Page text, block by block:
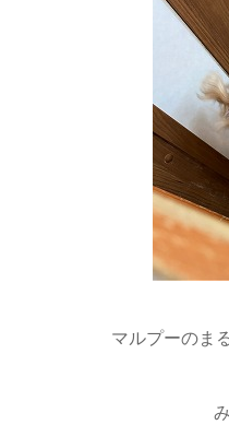
マルプーのま